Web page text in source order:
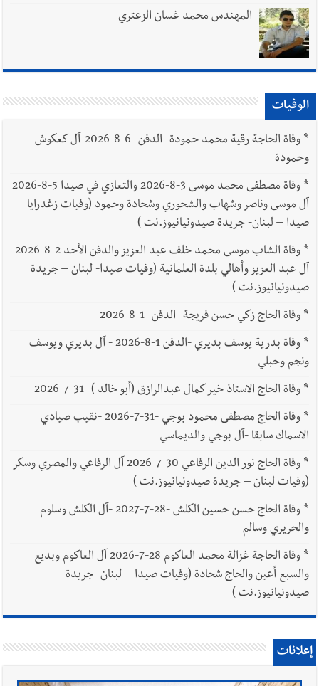
المهندس محمد غسان الزعتري
الوفيات
*
وفاة الحاجة رقية محمد حمودة -الدفن -6-8-2026-آل كعكوش
وحمودة
*
وفاة مصطفى محمد موسى 3-8-2026 والتعازي في صيدا 5-8-2026
آل موسى وناصر وشهاب والشحوري وشحادة وحمود (وفيات زغدرايا –
صيدا – لبنان- جريدة صيدونيانيوز.نت )
*
وفاة الشاب موسى محمد خلف عبد العزيز والدفن الأحد 2-8-2026
آل عبد العزيز وأهالي بلدة العلمانية (وفيات صيدا- لبنان – جريدة
صيدونيانيوز.نت )
*وفاة الحاج زكي حسن فريجة -الدفن -1-8-2026
*
وفاة بدرية يوسف بديري -الدفن 1-8-2026 - آل بديري ويوسف
ونجم وحبلي
*وفاة الحاج الاستاذ خير كمال عبدالرازق (أبو خالد ) -31-7-2026
*
وفاة الحاج مصطفى محمود بوجي -31-7-2026 -نقيب صيادي
الاسماك سابقا -آل بوجي والديماسي
*
وفاة الحاج نور الدين الرفاعي 30-7-2026 آل الرفاعي والمصري وسكر
(وفيات لبنان – جريدة صيدونيانيوز.نت )
*
وفاة الحاج حسن حسين الكلش -28-7-2027 -آل الكلش وسلوم
والحريري وسالم
*
وفاة الحاجة غزالة محمد العاكوم 28-7-2026 آل العاكوم وبديع
والسبع أعين والحاج شحادة (وفيات صيدا – لبنان- جريدة
صيدونيانيوز.نت )
إعلانات